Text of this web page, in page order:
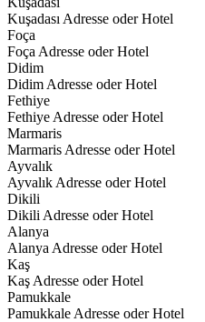
Kuşadası Adresse oder Hotel
Foça
Foça Adresse oder Hotel
Didim
Didim Adresse oder Hotel
Fethiye
Fethiye Adresse oder Hotel
Marmaris
Marmaris Adresse oder Hotel
Ayvalık
Ayvalık Adresse oder Hotel
Dikili
Dikili Adresse oder Hotel
Alanya
Alanya Adresse oder Hotel
Kaş
Kaş Adresse oder Hotel
Pamukkale
Pamukkale Adresse oder Hotel